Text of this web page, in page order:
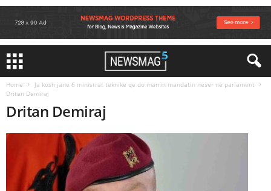
Home
Ja kush jane 6 ministrat teknike qe do marrin mandatin neser ne parlament
Dritan Demiraj
Dritan Demiraj